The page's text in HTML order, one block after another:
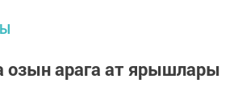
озын арага ат ярышлары